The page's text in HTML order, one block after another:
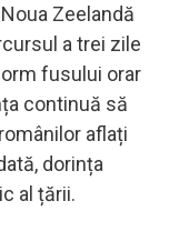
Zeelandă
a trei zile
fusului orar
continuă să
aflați
dorința
al țării.